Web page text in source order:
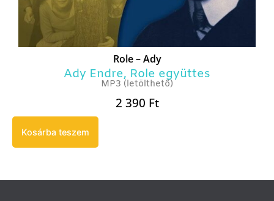
Role – Ady
Ady Endre, Role együttes
MP3 (letölthető)
2 390 Ft
Kosárba teszem